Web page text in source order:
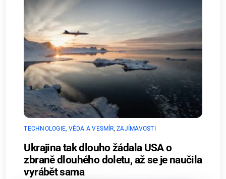
TECHNOLOGIE, VĚDA A VESMÍR,ZAJÍMAVOSTI
Ukrajina tak dlouho žádala USA o
zbraně dlouhého doletu, až se je naučila
vyrábět sama